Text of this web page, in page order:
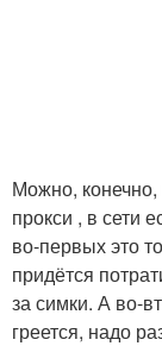
Можно,
прокси , в сети
во-первых это
придётся
за симки. А во-
греется, надо